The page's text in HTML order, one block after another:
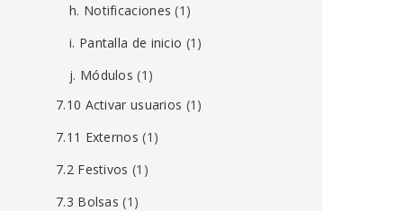
h. Notificaciones (1)
i. Pantalla de inicio (1)
j. Módulos (1)
7.10 Activar usuarios (1)
7.11 Externos (1)
7.2 Festivos (1)
7.3 Bolsas (1)